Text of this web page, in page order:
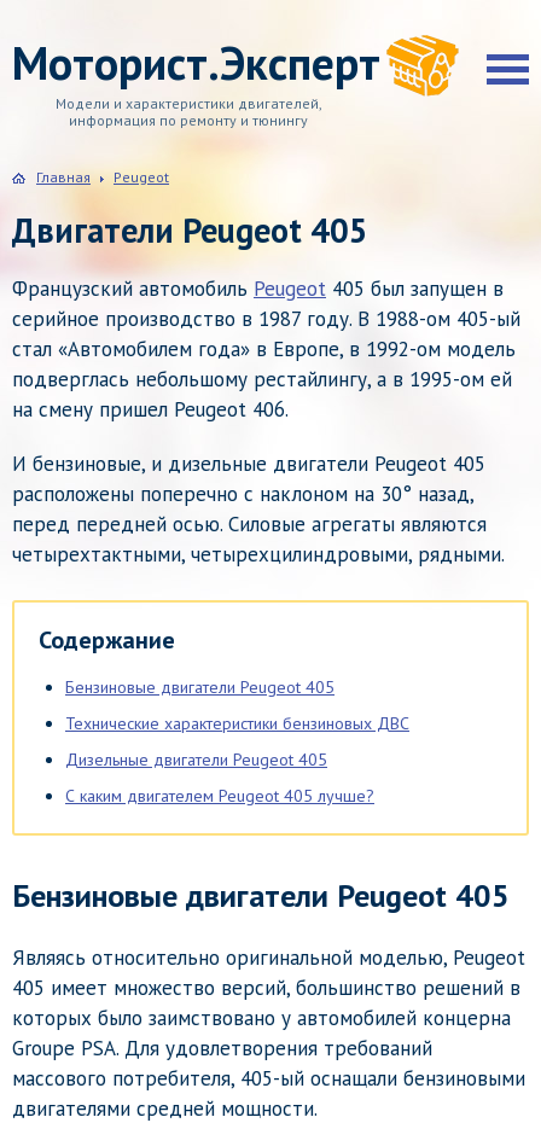
Моторист.Эксперт
Модели и характеристики двигателей,
информация по ремонту и тюнингу
Главная Peugeot
Двигатели Peugeot 405
Французский автомобиль Peugeot 405 был запущен в
серийное производство в 1987 году. В 1988-ом 405-ый
стал «Автомобилем года» в Европе, в 1992-ом модель
подверглась небольшому рестайлингу, а в 1995-ом ей
на смену пришел Peugeot 406.
И бензиновые, и дизельные двигатели Peugeot 405
расположены поперечно с наклоном на 30° назад,
перед передней осью. Силовые агрегаты являются
четырехтактными, четырехцилиндровыми, рядными.
Содержание
Бензиновые двигатели Peugeot 405
Технические характеристики бензиновых ДВС
Дизельные двигатели Peugeot 405
С каким двигателем Peugeot 405 лучше?
Бензиновые двигатели Peugeot 405
Являясь относительно оригинальной моделью, Peugeot
405 имеет множество версий, большинство решений в
которых было заимствовано у автомобилей концерна
Groupe PSA. Для удовлетворения требований
массового потребителя, 405-ый оснащали бензиновыми
двигателями средней мощности.